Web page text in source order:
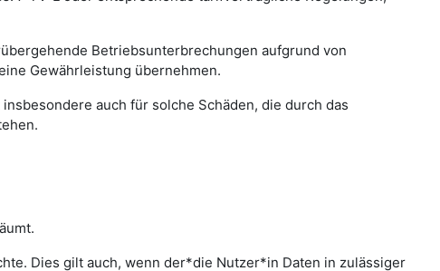
Betriebsunterbrechungen aufgrund von
Gewährleistung übernehmen.
auch für solche Schäden, die durch das
Dies gilt auch, wenn der*die Nutzer*in Daten in zulässiger